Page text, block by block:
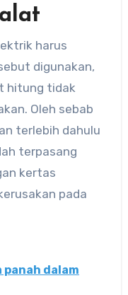
harus
digunakan,
hitung tidak
Oleh sebab
terlebih dahulu
terpasang
kertas
pada
dalam